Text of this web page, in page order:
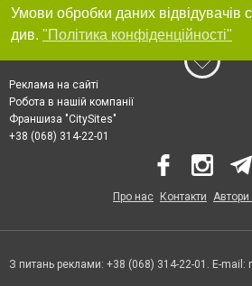
Умови обробки даних відвідувачів
див. "Політика конфіденційності"
Реклама на сайті
Робота в нашій компанії
Франшиза "CitySites"
+38 (068) 314-22-01
Про нас Контакти Автори
З питань реклами: +38 (068) 314-22-01. E-mail: